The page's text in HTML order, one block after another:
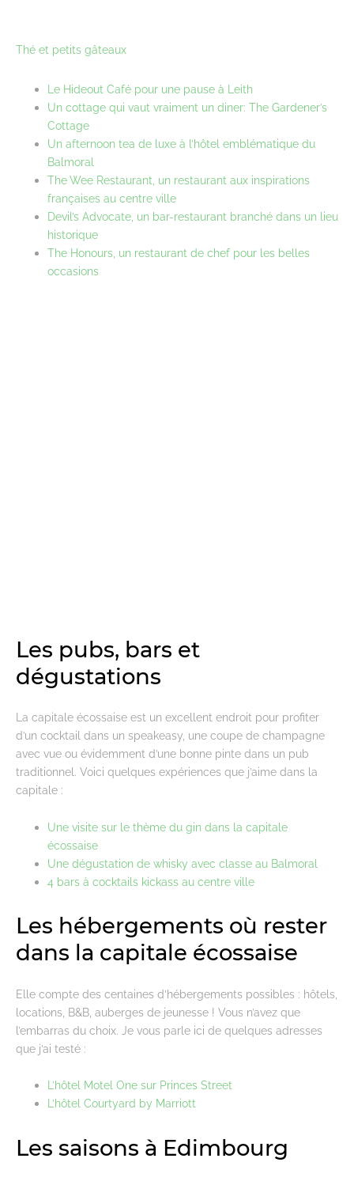
Thé et petits gâteaux
Le Hideout Café pour une pause à Leith
Un cottage qui vaut vraiment un diner: The Gardener’s
Cottage
Un afternoon tea de luxe à l’hôtel emblématique du
Balmoral
The Wee Restaurant, un restaurant aux inspirations
françaises au centre ville
Devil’s Advocate, un bar-restaurant branché dans un lieu
historique
The Honours, un restaurant de chef pour les belles
occasions
Les pubs, bars et
dégustations
La capitale écossaise est un excellent endroit pour profiter
d’un cocktail dans un speakeasy, une coupe de champagne
avec vue ou évidemment d’une bonne pinte dans un pub
traditionnel. Voici quelques expériences que j’aime dans la
capitale :
Une visite sur le thème du gin dans la capitale
écossaise
Une dégustation de whisky avec classe au Balmoral
4 bars à cocktails kickass au centre ville
Les hébergements où rester
dans la capitale écossaise
Elle compte des centaines d’hébergements possibles : hôtels,
locations, B&B, auberges de jeunesse ! Vous n’avez que
l’embarras du choix. Je vous parle ici de quelques adresses
que j’ai testé :
L’hôtel Motel One sur Princes Street
L’hôtel Courtyard by Marriott
Les saisons à Edimbourg